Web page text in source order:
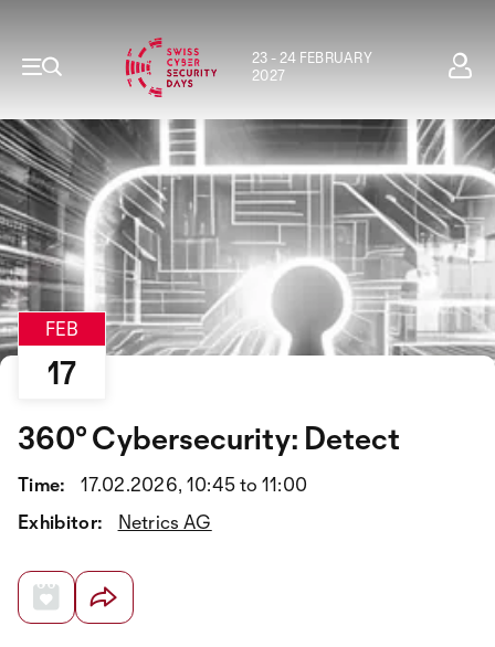
23 - 24 FEBRUARY
2027
FEB
17
360° Cybersecurity: Detect
Time:
17.02.2026, 10:45 to 11:00
Exhibitor:
Netrics AG